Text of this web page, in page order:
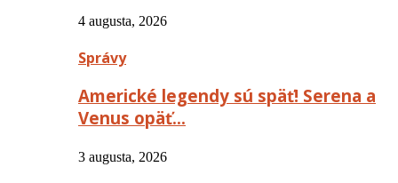
4 augusta, 2026
Správy
Americké legendy sú späť! Serena a
Venus opäť…
3 augusta, 2026